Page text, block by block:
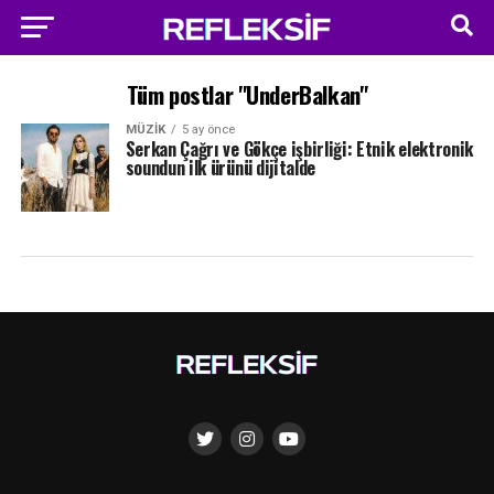
Tüm postlar "UnderBalkan"
MÜZIK 5 ay önce
Serkan Çağrı ve Gökçe işbirliği: Etnik elektronik
soundun ilk ürünü dijitalde